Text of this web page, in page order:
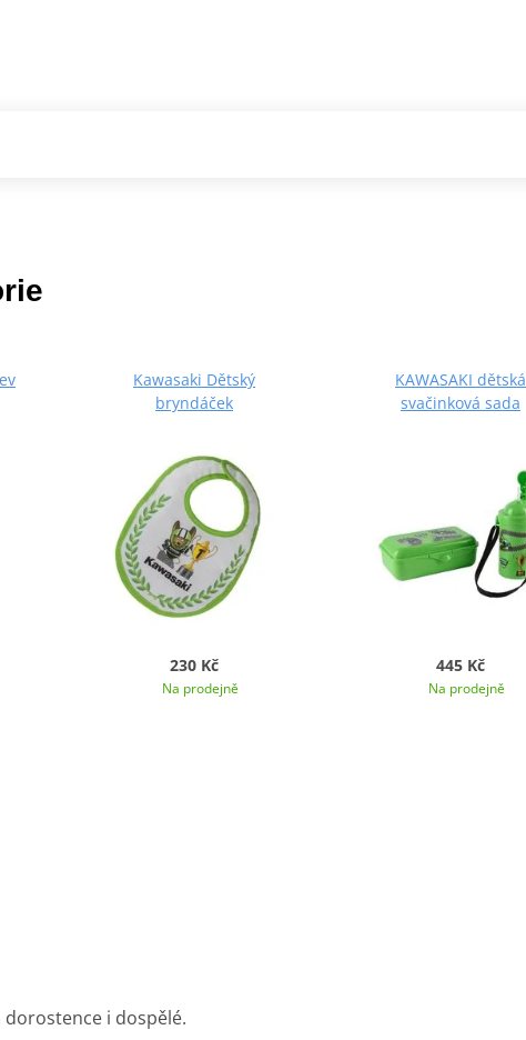
Kawasaki Dětský
bryndáček
230 Kč
Na prodejně
KAWASAKI dětská
svačinková sada
445 Kč
Na prodejně
i dospělé.